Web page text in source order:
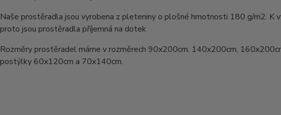
Naše prostěradla jsou vyrobena z pleteniny o plošné hmotnosti 180 g/m2. K
proto jsou prostěradla příjemná na dotek
Rozměry prostěradel máme v rozměrech 90x200cm, 140x200cm,
postýlky 60x120cm a 70x140cm.